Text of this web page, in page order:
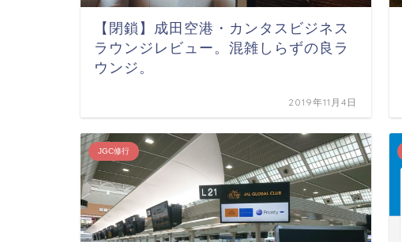
【閉鎖】成田空港・カンタスビジネス
ラウンジレビュー。混雑しらずの良ラ
ウンジ。
2019年11月4日
JGC修行